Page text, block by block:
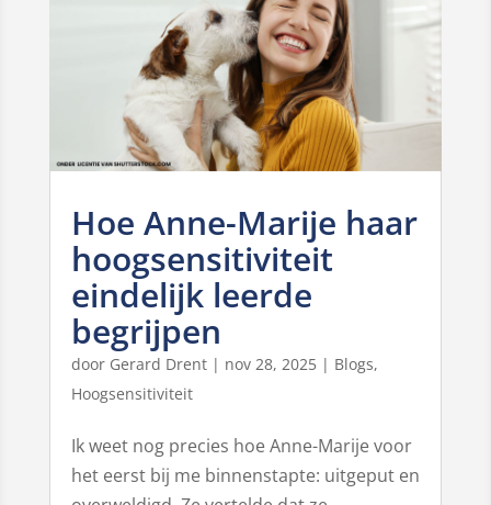
Hoe Anne-Marije haar
hoogsensitiviteit
eindelijk leerde
begrijpen
door Gerard Drent| nov 28, 2025| Blogs,
Hoogsensitiviteit
Ik weet nog precies hoe Anne-Marije voor
het eerst bij me binnenstapte: uitgeput en